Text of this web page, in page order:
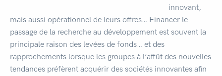
innovant,
mais aussi opérationnel de leurs offres… Financer le
passage de la recherche au développement est souvent la
principale raison des levées de fonds… et des
rapprochements lorsque les groupes à l’affût des nouvelles
tendances préfèrent acquérir des sociétés innovantes afin